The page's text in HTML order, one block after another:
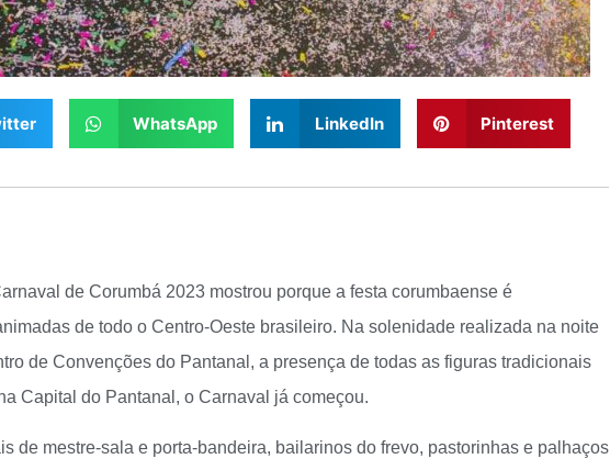
WhatsApp LinkedIn Pinterest
de Corumbá 2023 mostrou porque a festa corumbaense é
de todo o Centro-Oeste brasileiro. Na solenidade realizada na noite
de Convenções do Pantanal, a presença de todas as figuras tradicionais
Capital do Pantanal, o Carnaval já começou.
de mestre-sala e porta-bandeira, bailarinos do frevo, pastorinhas e palhaços